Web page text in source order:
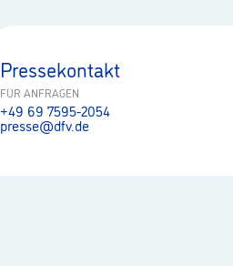
Pressekontakt
FÜR ANFRAGEN
+49 69 7595-2054
presse@dfv.de